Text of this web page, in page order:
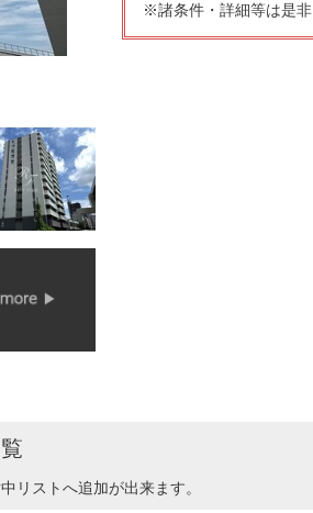
※諸条件・詳細等は是非
リストへ追加が出来ます。